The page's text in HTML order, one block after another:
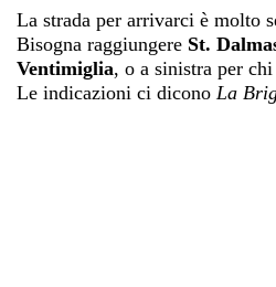
La strada per arrivarci è molto
Bisogna raggiungere St.
Ventimiglia, o a sinistra per
Le indicazioni ci dicono La